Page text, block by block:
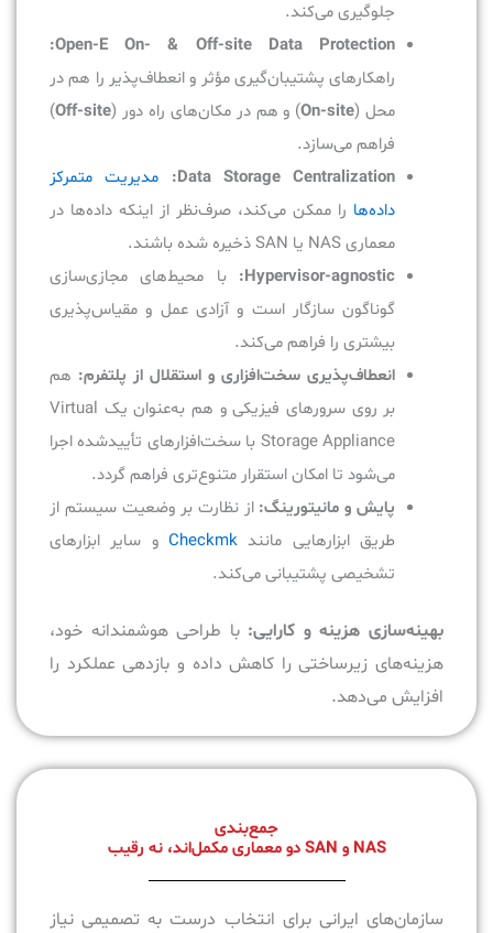
جلوگیری می‌کند.
Open-E On- & Off-site Data Protection:
راهکارهای پشتیبان‌گیری مؤثر و انعطاف‌پذیر را هم در
محل (On-site) و هم در مکان‌های راه دور (Off-site
)
فراهم می‌سازد.
Data Storage Centralization:
مدیریت متمرکز
داده‌ها را ممکن می‌کند، صرف‌نظر از اینکه داده‌ها در
معماری NAS یا SAN ذخیره شده باشند.
Hypervisor-agnostic:
با محیط‌های مجازی‌سازی
گوناگون سازگار است و آزادی عمل و مقیاس‌پذیری
بیشتری را فراهم می‌کند.
انعطاف‌پذیری سخت‌افزاری و استقلال از پلتفرم: هم
بر روی سرورهای فیزیکی و هم به‌عنوان یک Virtual
Storage Appliance با سخت‌افزارهای تأییدشده اجرا
می‌شود تا امکان استقرار متنوع‌تری فراهم گردد.
پایش و مانیتورینگ: از نظارت بر وضعیت سیستم از
طریق ابزارهایی مانند Checkmkو سایر ابزارهای
تشخیصی پشتیبانی می‌کند.
بهینه‌سازی هزینه و کارایی: با طراحی هوشمندانه خود،
هزینه‌های زیرساختی را کاهش داده و بازدهی عملکرد را
افزایش می‌دهد.
جمع‌بندی
NAS و SAN دو معماری مکمل‌اند، نه رقیب
سازمان‌های ایرانی برای انتخاب درست به تصمیمی نیاز